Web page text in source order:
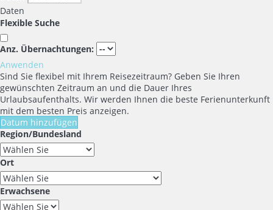
Daten
Flexible Suche
Anz. Übernachtungen:
Anwenden
Sind Sie flexibel mit Ihrem Reisezeitraum? Geben Sie Ihren
gewünschten Zeitraum an und die Dauer Ihres
Urlaubsaufenthalts. Wir werden Ihnen die beste Ferienunterkunft
mit dem besten Preis anzeigen.
Datum hinzufügen
Region/Bundesland
Ort
Erwachsene